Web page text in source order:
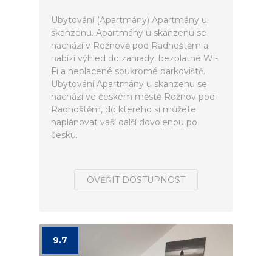
Ubytování (Apartmány) Apartmány u
skanzenu. Apartmány u skanzenu se
nachází v Rožnově pod Radhoštěm a
nabízí výhled do zahrady, bezplatné Wi-
Fi a neplacené soukromé parkoviště.
Ubytování Apartmány u skanzenu se
nachází ve českém městě Rožnov pod
Radhoštěm, do kterého si můžete
naplánovat vaší další dovolenou po
česku.
OVĚŘIT DOSTUPNOST
9.7